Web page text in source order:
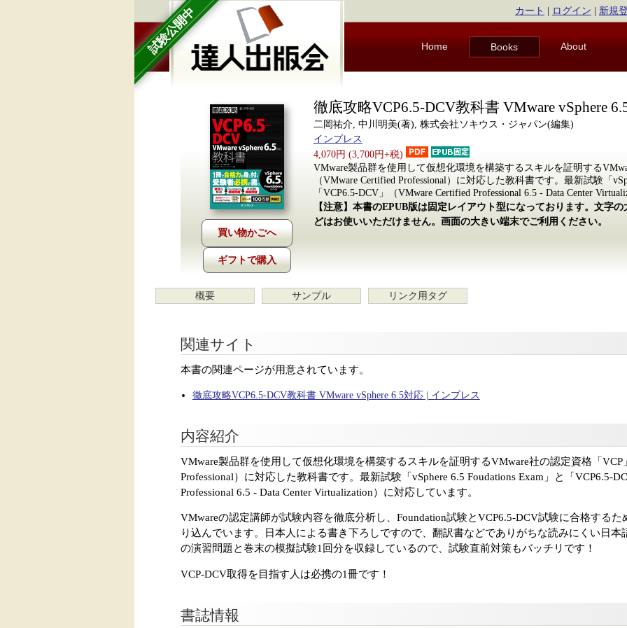
試験公開中 カート ログイン 新規
Home Books About
ギフトで購入
徹底攻略VCP6.5-DCV教科書 VMware vSphere
二岡祐介, 中川明美(著), 株式会社ソキウス・ジャパン(編集)
インプレス
4,070円 (3,700円+税)
VMware製品群を使用して仮想化環境を構築するスキルを証明する
（VMware Certified Professional）に対応した教科書です。最新試験「
「VCP6.5-DCV」（VMware Certified Professional 6.5 - Data Center
【注意】本書のEPUB版は固定レイアウト型になっております。文字
どはお使いいただけません。画面の大きい端末でご利用ください。
概要 サンプル リンク用タグ
関連サイト
本書の関連ページが用意されています。
徹底攻略VCP6.5-DCV教科書 VMware vSphere 6.5対応 | インプレス
内容紹介
VMware製品群を使用して仮想化環境を構築するスキルを証明するVMware社の認定資格「VCP
Professional）に対応した教科書です。最新試験「vSphere 6.5 Foudations Exam」と「VCP6.5-
Professional 6.5 - Data Center Virtualization）に対応しています。
VMwareの認定講師が試験内容を徹底分析し、Foundation試験とVCP6.5-DCV試験に合格する
り込んでいます。日本人による書き下ろしですので、翻訳書などでありがちな読みにくい日本
の演習問題と巻末の模擬試験1回分を収録しているので、試験直前対策もバッチリです！
VCP-DCV取得を目指す人は必携の1冊です！
書誌情報